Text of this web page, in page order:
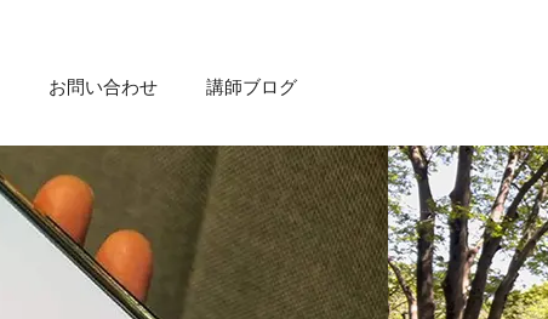
お問い合わせ 講師ブログ